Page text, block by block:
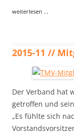
weiterlesen ...
2015-11 //
Der Verband hat
getroffen und
„Es fühlte sich